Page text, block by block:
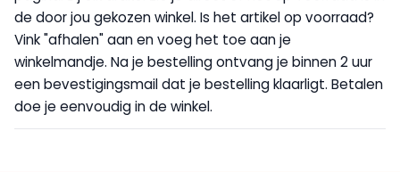
de door jou gekozen winkel. Is het artikel op voorraad?
Vink "afhalen" aan en voeg het toe aan je
winkelmandje. Na je bestelling ontvang je binnen 2 uur
een bevestigingsmail dat je bestelling klaarligt. Betalen
doe je eenvoudig in de winkel.